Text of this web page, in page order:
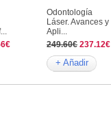
Odontología
Láser. Avances y
Apli...
249.60€ 237.12€
+ Añadir